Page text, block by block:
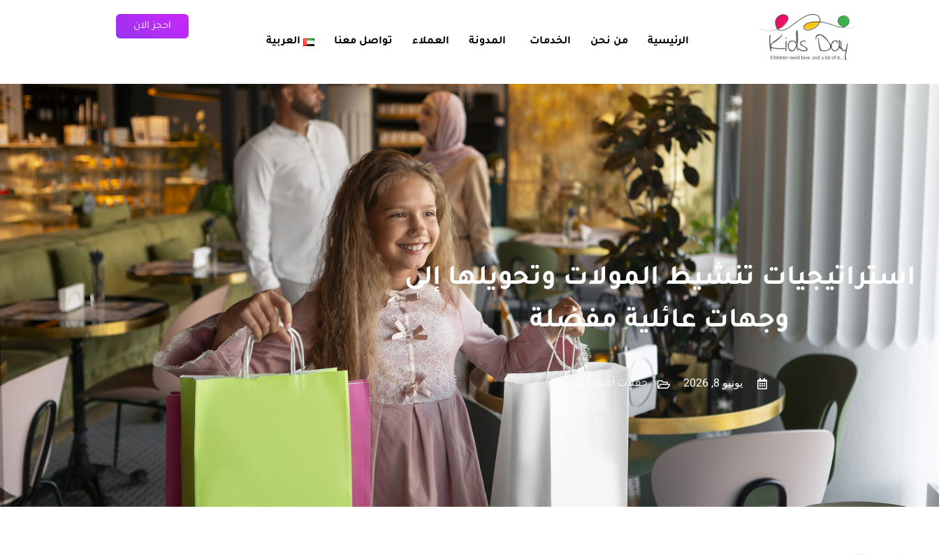
الرئيسية من نحن الخدمات المدونة العملاء تواصل معنا العربية
احجز الان
استراتيجيات تنشيط المولات وتحويلها إلى
وجهات عائلية مفضلة
يونيو 8, 2026 حفلات أعياد الميلاد